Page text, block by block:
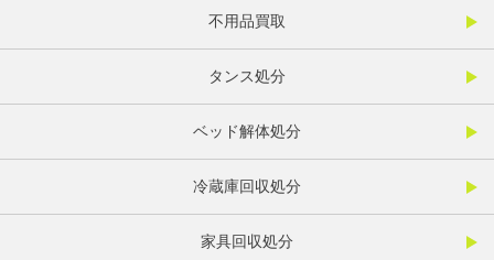
不用品買取
タンス処分
ベッド解体処分
冷蔵庫回収処分
家具回収処分